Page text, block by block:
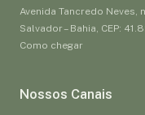
Avenida Tancredo Neves,
Salvador – Bahia, CEP:
Como chegar
Nossos Canais